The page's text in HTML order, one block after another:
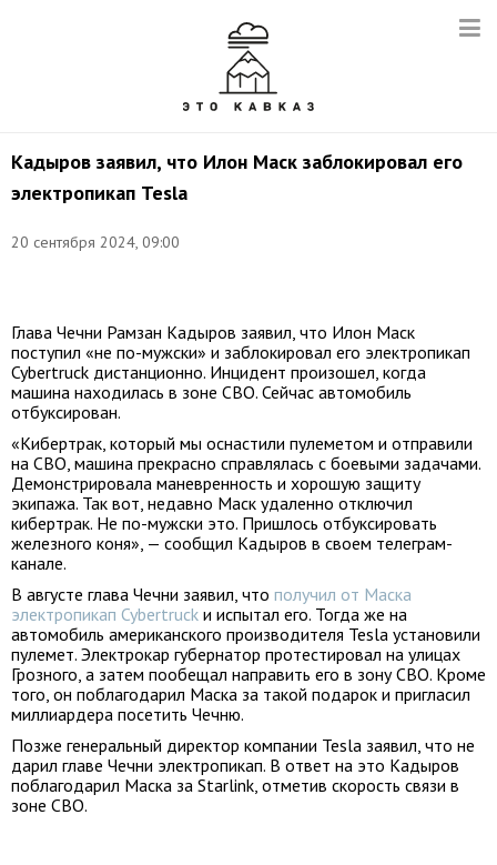
Кадыров заявил, что Илон Маск заблокировал его
электропикап Tesla
20 сентября 2024, 09:00
Глава Чечни Рамзан Кадыров заявил, что Илон Маск
поступил «не по-мужски» и заблокировал его электропикап
Cybertruck дистанционно. Инцидент произошел, когда
машина находилась в зоне СВО. Сейчас автомобиль
отбуксирован.
«Кибертрак, который мы оснастили пулеметом и отправили
на СВО, машина прекрасно справлялась с боевыми задачами.
Демонстрировала маневренность и хорошую защиту
экипажа. Так вот, недавно Маск удаленно отключил
кибертрак. Не по-мужски это. Пришлось отбуксировать
железного коня», — сообщил Кадыров в своем телеграм-
канале.
В августе глава Чечни заявил, что получил от Маска
электропикап Cybertruck и испытал его. Тогда же на
автомобиль американского производителя Tesla установили
пулемет. Электрокар губернатор протестировал на улицах
Грозного, а затем пообещал направить его в зону СВО. Кроме
того, он поблагодарил Маска за такой подарок и пригласил
миллиардера посетить Чечню.
Позже генеральный директор компании Tesla заявил, что не
дарил главе Чечни электропикап. В ответ на это Кадыров
поблагодарил Маска за Starlink, отметив скорость связи в
зоне СВО.